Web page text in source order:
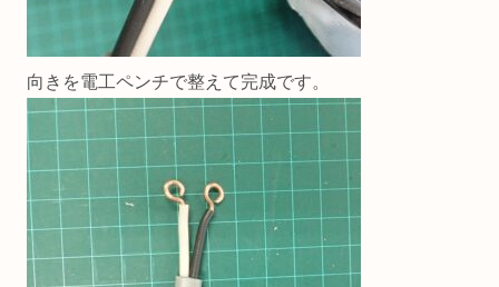
向きを電工ペンチで整えて完成です。